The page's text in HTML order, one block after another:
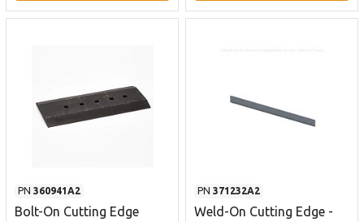
PN 360941A2
Bolt-On Cutting Edge
PN 371232A2
Weld-On Cutting Edge -